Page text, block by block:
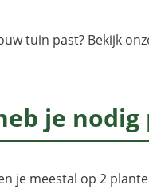
tuin past? Bekijk
je nodig
je meestal op 2